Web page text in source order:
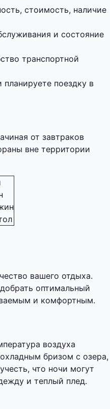
стоимость, наличие
и состояние
транспортной
поездку в
от завтраков
вне территории
вашего отдыха.
оптимальный
и комфортным.
воздуха
бризом с озера,
что ночи могут
и теплый плед.